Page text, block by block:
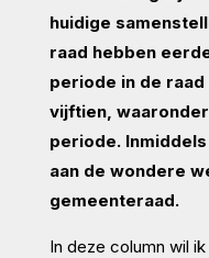
huidige
raad hebben
periode in de
vijftien,
periode.
aan de wondere
gemeenteraad.
In deze column wil